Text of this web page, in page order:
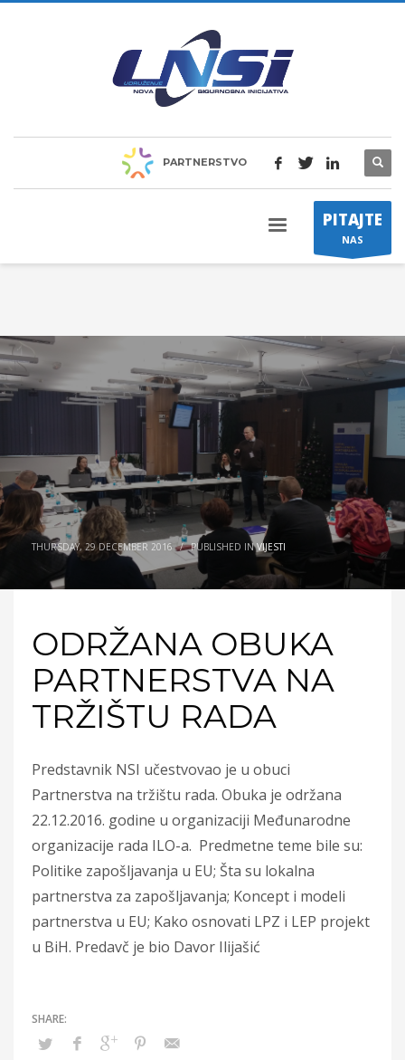
PARTNERSTVO
PITAJTE
NAS
THURSDAY, 29 DECEMBER 2016 / PUBLISHED INVIJESTI
ODRŽANA OBUKA
PARTNERSTVA NA
TRŽIŠTU RADA
Predstavnik NSI učestvovao je u obuci
Partnerstva na tržištu rada. Obuka je održana
22.12.2016. godine u organizaciji Međunarodne
organizacije rada ILO-a. Predmetne teme bile su:
Politike zapošljavanja u EU; Šta su lokalna
partnerstva za zapošljavanja; Koncept i modeli
partnerstva u EU; Kako osnovati LPZ i LEP projekt
u BiH. Predavč je bio Davor Ilijašić